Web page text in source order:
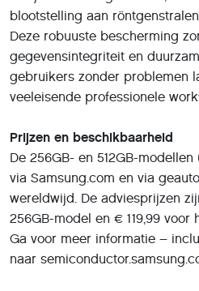
blootstelling aan
Deze robuuste bescherming
gegevensintegriteit en
gebruikers zonder problemen
veeleisende professionele
Prijzen en beschikbaarheid
De 256GB- en 512GB-
via Samsung.com en via
wereldwijd. De adviesprijzen
256GB-model en € 119,99 voor
Ga voor meer informatie –
naar